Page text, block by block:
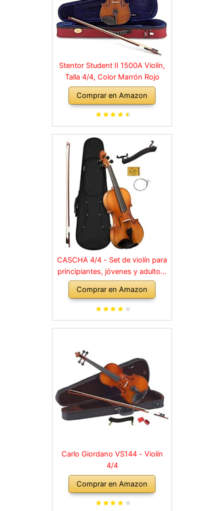
Stentor Student II 1500A Violín,
Talla 4/4, Color Marrón Rojo
Comprar en Amazon
CASCHA 4/4 - Set de violín para
principiantes, jóvenes y adultos,
violín macizo con arco, colofonia,
cuerdas de repuesto, soporte
para hombro, maletín, abeto
Comprar en Amazon
Carlo Giordano VS144 - Violín
4/4
Comprar en Amazon